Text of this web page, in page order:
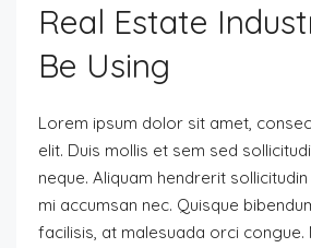
Real Estate
Be Using
Lorem ipsum dolor sit amet,
elit. Duis mollis et sem sed
neque. Aliquam hendrerit
mi accumsan nec. Quisque
facilisis, at malesuada orci congue.